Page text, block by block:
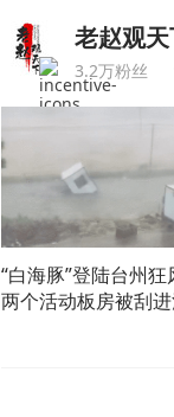
老赵观
3.2万粉丝
“白海豚”登陆台州狂
两个活动板房被刮